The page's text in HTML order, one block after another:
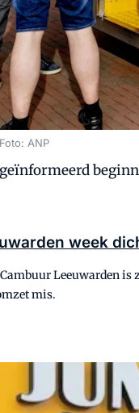
ANP
week
Leeuwarden
mis.